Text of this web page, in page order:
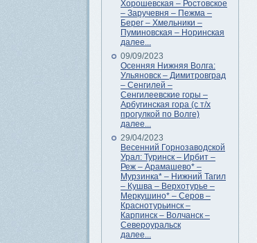
Хорошевская – Ростовское
– Заручевня – Пежма –
Берег – Хмельники –
Пуминовская – Норинская
далее...
09/09/2023
Осенняя Нижняя Волга:
Ульяновск – Димитровград
– Сенгилей –
Сенгилеевские горы –
Арбугинская гора (с т/х
прогулкой по Волге)
далее...
29/04/2023
Весенний Горнозаводской
Урал: Туринск – Ирбит –
Реж – Арамашево* –
Мурзинка* – Нижний Тагил
– Кушва – Верхотурье –
Меркушино* – Серов –
Краснотурьинск –
Карпинск – Волчанск –
Североуральск
далее...